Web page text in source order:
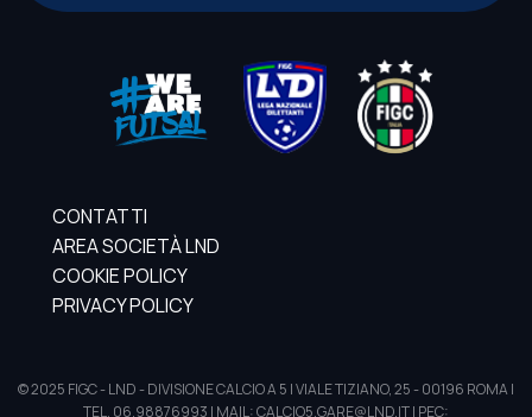
CONTATTI
AREA SOCIETÀ LND
COOKIE POLICY
PRIVACY POLICY
© 2025 FIGC - LND - DIVISIONE CALCIO A 5 | VIALE TIZIANO, 25 - 00196 ROMA |
TEL. 06.98876993 | MAIL: CALCIO5.GARE@LND.IT | PEC: